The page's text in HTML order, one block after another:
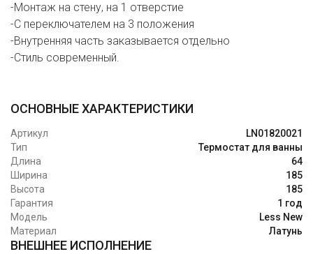
-Монтаж на стену, на 1 отверстие
-С переключателем на 3 положения
-Внутренняя часть заказывается отдельно
-Стиль современный.
ОСНОВНЫЕ ХАРАКТЕРИСТИКИ
Артикул
LN01820021
Тип
Термостат для ванны
Длина
64
Ширина
185
Высота
185
Гарантия
1 год
Модель
Less New
Материал
Латунь
ВНЕШНЕЕ ИСПОЛНЕНИЕ